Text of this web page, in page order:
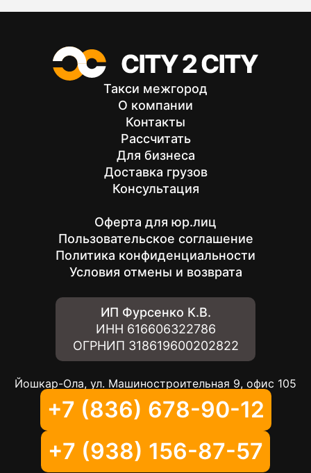
Такси межгород
О компании
Контакты
Рассчитать
Для бизнеса
Доставка грузов
Консультация
Оферта для юр.лиц
Пользовательское соглашение
Политика конфиденциальности
Условия отмены и возврата
ИП Фурсенко К.В.
ИНН 616606322786
ОГРНИП 318619600202822
Йошкар-Ола, ул. Машиностроительная 9, офис 105
+7 (836) 678-90-12
+7 (938) 156-87-57